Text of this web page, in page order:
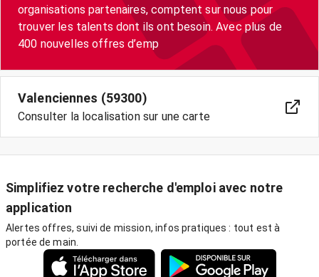
organisations partenaires, comptent sur nous pour
trouver les talents dont ils ont besoin. Avec plus de
400 nouvelles offres d’emp
Valenciennes (59300)
Consulter la localisation sur une carte
Simplifiez votre recherche d'emploi avec notre
application
Alertes offres, suivi de mission, infos pratiques : tout est à
portée de main.